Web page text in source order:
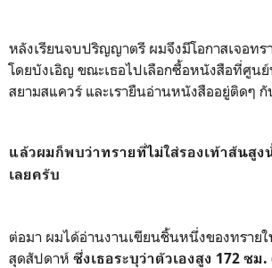
หลังเรียนจบปริญญาตรี ผมจึงมีโอกาสเจอท
โดยบังเอิญ ขณะเธอไปเลือกซื้อหนังสือที่ศูน
สยามสแควร์ และเรายืนอ่านหนังสืออยู่ติดๆ
แล้วผมก็พบว่าทรายที่ไม่ใส่รองเท้าส้นสูง
เลยครับ
ต่อมา ผมได้อ่านงานเขียนชิ้นหนึ่งของทราย
สุดสัปดาห์ ซึ่งเธอระบุว่าตัวเองสูง 172 ซม.